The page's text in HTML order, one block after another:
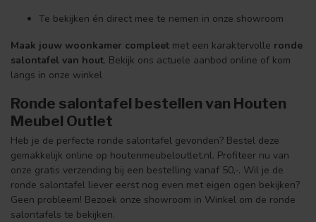
Te bekijken én direct mee te nemen in onze showroom
Maak jouw woonkamer compleet met een karaktervolle ronde
salontafel van hout. Bekijk ons actuele aanbod online of kom
langs in onze winkel
Ronde salontafel bestellen van Houten
Meubel Outlet
Heb je de perfecte ronde salontafel gevonden? Bestel deze
gemakkelijk online op houtenmeubeloutlet.nl. Profiteer nu van
onze gratis verzending bij een bestelling vanaf 50,-. Wil je de
ronde salontafel liever eerst nog even met eigen ogen bekijken?
Geen probleem! Bezoek onze showroom in Winkel om de ronde
salontafels te bekijken.